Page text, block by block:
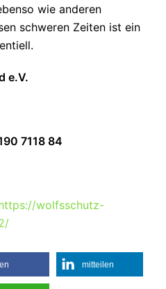
wie anderen
schweren Zeiten ist ein
e.V.
7118 84
wolfsschutz-
mitteilen